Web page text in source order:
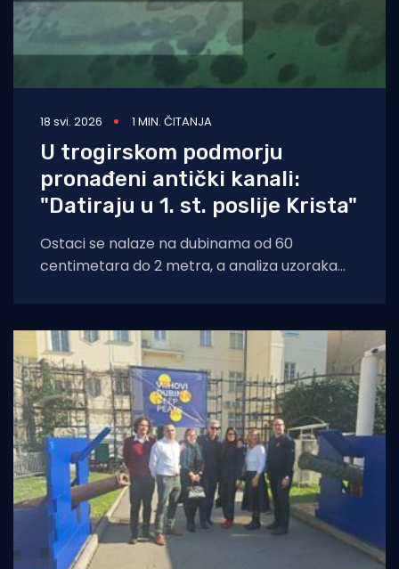
18 svi. 2026 1 MIN. ČITANJA
U trogirskom podmorju
pronađeni antički kanali:
"Datiraju u 1. st. poslije Krista"
Ostaci se nalaze na dubinama od 60
centimetara do 2 metra, a analiza uzoraka